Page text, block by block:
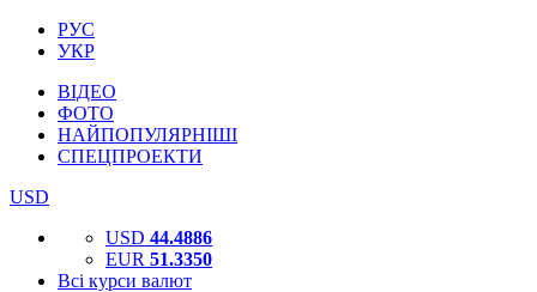
РУС
УКР
ВІДЕО
ФОТО
НАЙПОПУЛЯРНІШІ
СПЕЦПРОЕКТИ
USD
USD 44.4886
EUR 51.3350
Всі курси валют